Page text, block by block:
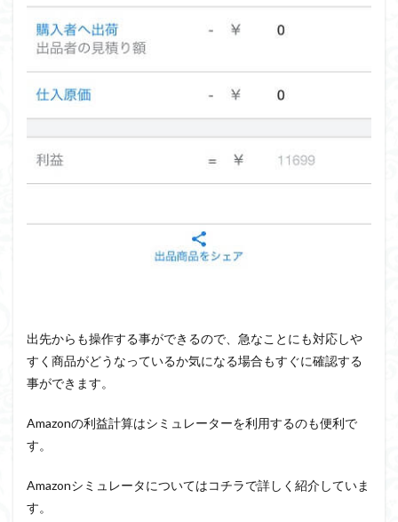
出先からも操作する事ができるので、急なことにも対応しや
すく商品がどうなっているか気になる場合もすぐに確認する
事ができます。
Amazonの利益計算はシミュレーターを利用するのも便利で
す。
Amazonシミュレータについてはコチラで詳しく紹介していま
す。